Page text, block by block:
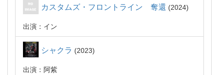
カスタムズ・フロントライン 奪還 2024
出演：イン
シャクラ 2023
出演：阿紫